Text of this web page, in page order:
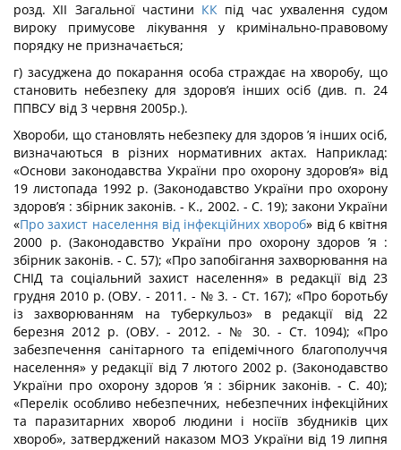
розд. XII Загальної частини КК під час ухвалення судом
вироку примусове лікування у кримінально-пра­вовому
порядку не призначається;
г) засуджена до покарання особа страждає на хворобу, що
становить небезпеку для здоров’я інших осіб (див. п. 24
ППВСУ від 3 червня 2005р.).
Хвороби, що становлять небезпеку для здоров ’я інших осіб,
визначаються в різних нормативних актах. Наприклад:
«Основи законодавства України про охорону здоров’я» від
19 листопада 1992 р. (Законодавство України про охорону
здоров’я : збірник за­конів. - К., 2002. - С. 19); закони України
«Про захист населення від інфекційних хвороб» від 6 квітня
2000 р. (Законодавство України про охорону здоров ’я :
збірник законів. - С. 57); «Про запобігання захворювання на
СНІД та соціальний захист на­селення» в редакції від 23
грудня 2010 р. (ОВУ. - 2011. - № 3. - Ст. 167); «Про бо­ротьбу
із захворюванням на туберкульоз» в редакції від 22
березня 2012 р. (ОВУ. - 2012. - № 30. - Ст. 1094); «Про
забезпечення санітарного та епідемічного благопо­луччя
населення» у редакції від 7 лютого 2002 р. (Законодавство
України про охорону здоров ’я : збірник законів. - С. 40);
«Перелік особливо небезпечних, небез­печних інфекційних
та паразитарних хвороб людини і носіїв збудників цих
хвороб», затверджений наказом МОЗ України від 19 липня